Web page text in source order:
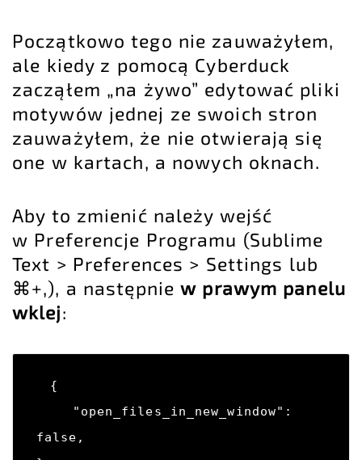
Początkowo tego nie zauważyłem,
ale kiedy z pomocą Cyberduck
zacząłem „na żywo” edytować pliki
motywów jednej ze swoich stron
zauważyłem, że nie otwierają się
one w kartach, a nowych oknach.
Aby to zmienić należy wejść
w Preferencje Programu (Sublime
Text > Preferences > Settings lub
⌘+,), a następniew prawym panelu
wklej:
{
false,